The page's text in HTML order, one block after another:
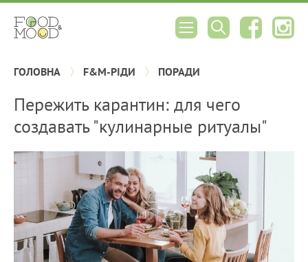
ГОЛОВНА F&M-РІДИ ПОРАДИ
Пережить карантин: для чего
создавать "кулинарные ритуалы"